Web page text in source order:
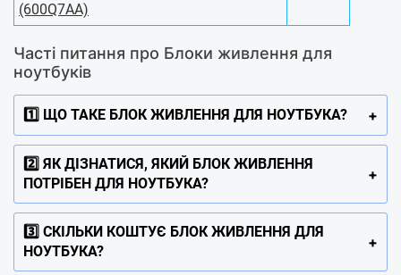
(600Q7AA)
Чacті питaння пpo Блоки живлення для
ноутбуків
1️⃣ ЩО ТАКЕ БЛОК ЖИВЛЕННЯ ДЛЯ НОУТБУКА?
2️⃣ ЯК ДІЗНАТИСЯ, ЯКИЙ БЛОК ЖИВЛЕННЯ
ПОТРІБЕН ДЛЯ НОУТБУКА?
3️⃣ СКІЛЬКИ КОШТУЄ БЛОК ЖИВЛЕННЯ ДЛЯ
НОУТБУКА?